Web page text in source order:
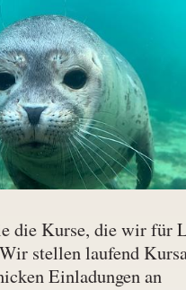
die Kurse, die wir für
stellen laufend
Einladungen an